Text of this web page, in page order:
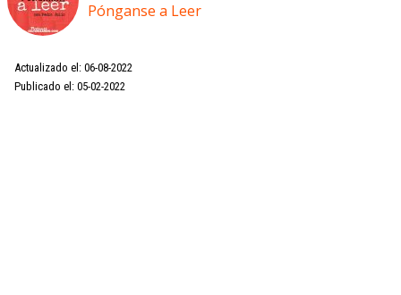
Pónganse a Leer
Actualizado el: 06-08-2022
Publicado el: 05-02-2022